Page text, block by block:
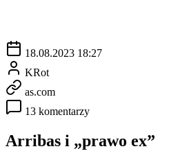
18.08.2023 18:27
KRot
as.com
13 komentarzy
Arribas i „prawo ex”